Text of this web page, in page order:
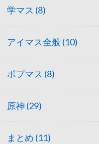
学マス (8)
アイマス全般 (10)
ポプマス (8)
原神 (29)
まとめ (11)